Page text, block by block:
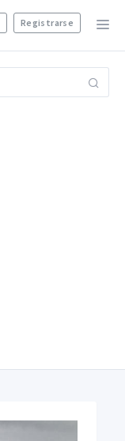
Registrarse